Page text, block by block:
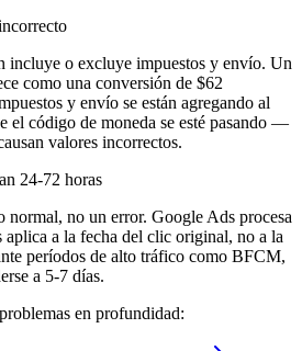
incluye o excluye impuestos y envío. Un
como una conversión de $62
y envío se están agregando al
el código de moneda se esté pasando —
valores incorrectos.
24-72 horas
normal, no un error. Google Ads procesa
aplica a la fecha del clic original, no a la
períodos de alto tráfico como BFCM,
a 5-7 días.
en profundidad: